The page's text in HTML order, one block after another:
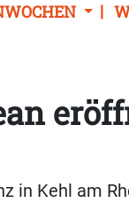
in Kehl am